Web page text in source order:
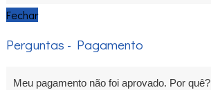
Fechar
Perguntas - Pagamento
Meu pagamento não foi aprovado. Por quê?